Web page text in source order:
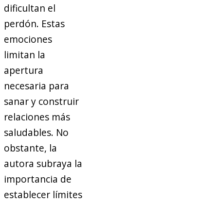
dificultan el
perdón. Estas
emociones
limitan la
apertura
necesaria para
sanar y construir
relaciones más
saludables. No
obstante, la
autora subraya la
importancia de
establecer límites